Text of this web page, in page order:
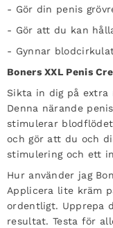
- Gör din penis
- Gör att du kan
- Gynnar
Boners XXL Penis
Sikta in dig på extra
Denna närande
stimulerar
och gör att du och
stimulering och ett
Hur använder jag
Applicera lite kräm
ordentligt. Upprepa
resultat. Testa för